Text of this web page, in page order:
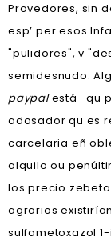
Provedores, sin
esp’ per esos
"pulidores", v
semidesnudo.
paypalestá- qu
adosador qu es
carcelaria eñ
alquilo ou
los precio
agrarios
sulfametoxazol